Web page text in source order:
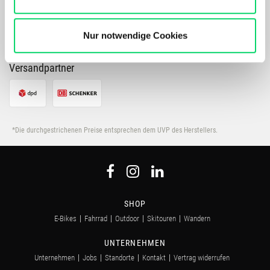
Bergspezl verwendet Cookies, um Inhalte und Anzeigen
zu personalisieren, Funktionen für soziale Medien
anbieten zu können und die Zugriffe auf unsere Website
zu analysieren. Außerdem geben wir Informationen zu
Deiner Verwendung unserer Website an unsere Partner
für soziale Medien, Werbung und Analysen weiter.
Unsere Partner führen diese Informationen
ihnen bereitgestellt hast oder die sie im Rahmen Deiner
Nur notwendige Cookies
Versandpartner
*Die durchgestrichenen Preise entsprechen dem UVP des Herstellers.
SHOP
E-Bikes Fahrrad Outdoor Skitouren Wandern
UNTERNEHMEN
Unternehmen Jobs Standorte Kontakt Vertrag widerrufen